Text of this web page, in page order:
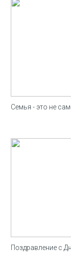
Семья - это не
Поздравление с